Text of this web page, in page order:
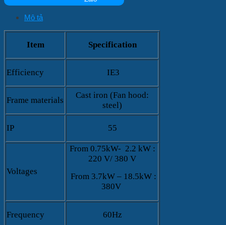
Mô tả
Item Specification
Efficiency IE3
Frame materials
Cast iron (Fan hood:
steel)
IP 55
Voltages
From 0.75kW- 2.2 kW :
220 V/ 380 V
From 3.7kW – 18.5kW :
380V
Frequency 60Hz